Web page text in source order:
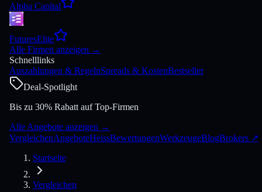
Alpha Capital
FuturesElite
Alle Firmen anzeigen →
Schnelllinks
Auszahlungen & RegelnSpreads & KostenBestseller
Deal-Spotlight
Bis zu 30% Rabatt auf Top-Firmen
Alle Angebote anzeigen →
VergleichenAngeboteHeissBewertungenWerkzeugeBlogBrokers ↗
Startseite
Vergleichen